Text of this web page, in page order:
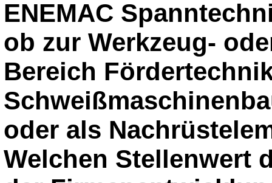
ENEMAC
ob zur Werkzeug-
Bereich
oder als
Welchen Stellenwert